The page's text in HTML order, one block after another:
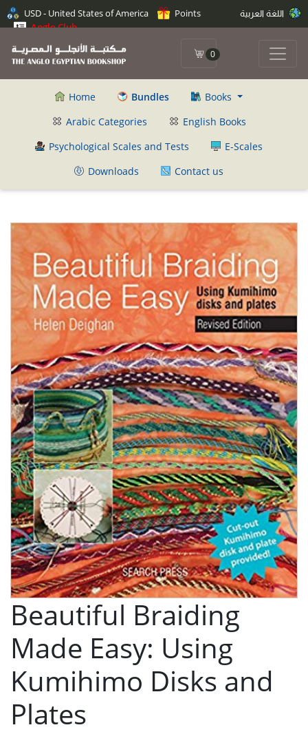
USD - United States of America
Points
Anglo Club
0
Home Bundles
Books
Arabic Categories
English Books
Psychological Scales and Tests
E-Scales
Downloads
Contact us
Beautiful Braiding
Made Easy: Using
Kumihimo Disks and
Plates